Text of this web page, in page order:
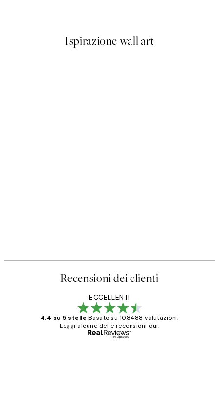
Ispirazione wall art
Recensioni dei clienti
ECCELLENTI
4.4 su 5 stelle Basato su 108488 valutazioni.
Leggi alcune delle recensioni qui.